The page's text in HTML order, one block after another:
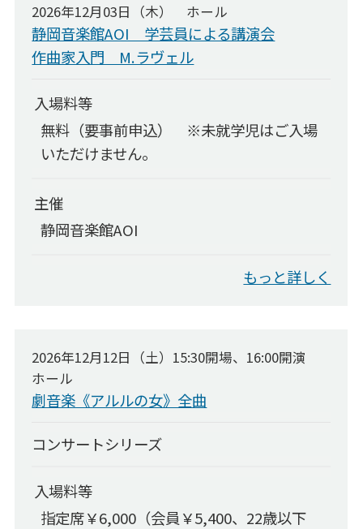
静岡市生涯学習センター等との連携事業
静岡・音楽館×科学館×美術館 共同事業
コンサート企画募集事業
施設のご利用について
利用申込について
館内案内図
施設利用状況
アクセス
チラシの配架について
AOIについて
2026年12月03日（木） ホール
静岡音楽館AOI 学芸員による講演会
作曲家入門 M.ラヴェル
入場料等
無料（要事前申込） ※未就学児はご入場
いただけません。
主催
静岡音楽館AOI
もっと詳しく
2026年12月12日（土）15:30開場、16:00開演
ホール
劇音楽《アルルの女》全曲
コンサートシリーズ
入場料等
指定席￥6,000（会員￥5,400、22歳以下